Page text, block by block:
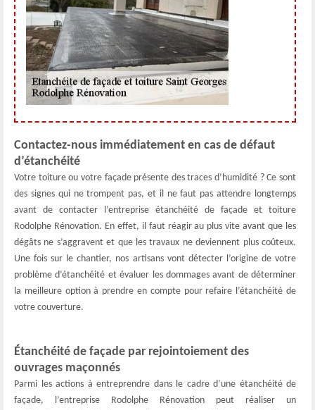
Contactez-nous immédiatement en cas de défaut
d’étanchéité
Votre toiture ou votre façade présente des traces d’humidité ? Ce sont
des signes qui ne trompent pas, et il ne faut pas attendre longtemps
avant de contacter l’entreprise étanchéité de façade et toiture
Rodolphe Rénovation. En effet, il faut réagir au plus vite avant que les
dégâts ne s’aggravent et que les travaux ne deviennent plus coûteux.
Une fois sur le chantier, nos artisans vont détecter l’origine de votre
problème d’étanchéité et évaluer les dommages avant de déterminer
la meilleure option à prendre en compte pour refaire l’étanchéité de
votre couverture.
Étanchéité de façade par rejointoiement des
ouvrages maçonnés
Parmi les actions à entreprendre dans le cadre d’une étanchéité de
façade, l’entreprise Rodolphe Rénovation peut réaliser un